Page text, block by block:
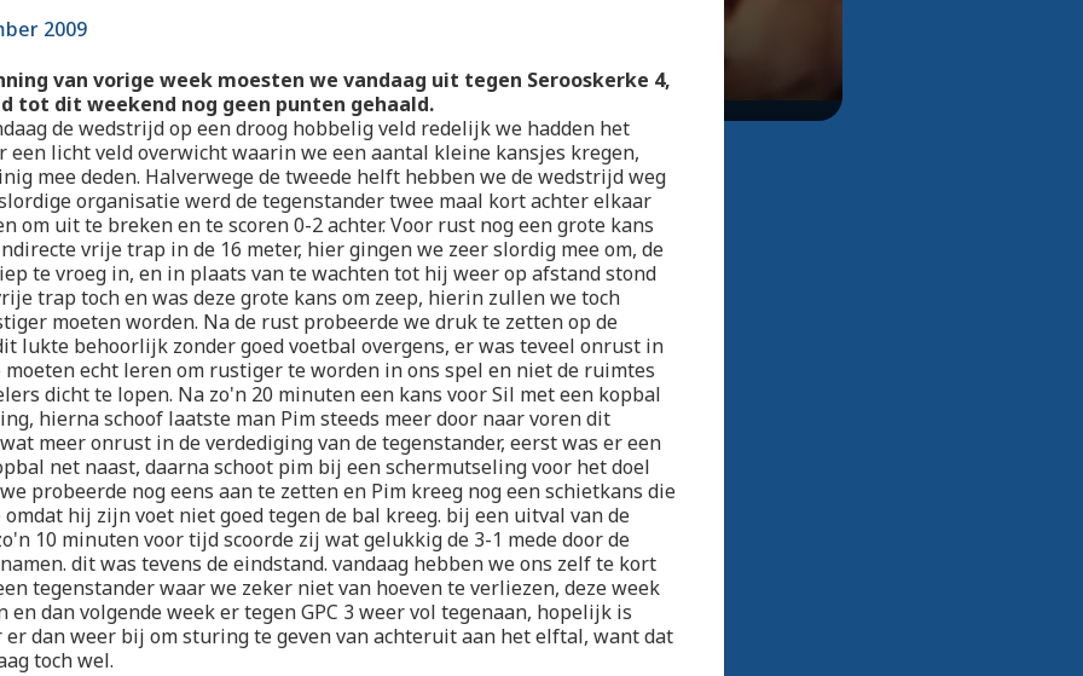
2009
van vorige week moesten we vandaag uit tegen Serooskerke 4,
tot dit weekend nog geen punten gehaald.
de wedstrijd op een droog hobbelig veld redelijk we hadden het
een licht veld overwicht waarin we een aantal kleine kansjes kregen,
mee deden. Halverwege de tweede helft hebben we de wedstrijd weg
organisatie werd de tegenstander twee maal kort achter elkaar
om uit te breken en te scoren 0-2 achter. Voor rust nog een grote kans
vrije trap in de 16 meter, hier gingen we zeer slordig mee om, de
te vroeg in, en in plaats van te wachten tot hij weer op afstand stond
trap toch en was deze grote kans om zeep, hierin zullen we toch
moeten worden. Na de rust probeerde we druk te zetten op de
lukte behoorlijk zonder goed voetbal overgens, er was teveel onrust in
moeten echt leren om rustiger te worden in ons spel en niet de ruimtes
dicht te lopen. Na zo'n 20 minuten een kans voor Sil met een kopbal
hierna schoof laatste man Pim steeds meer door naar voren dit
meer onrust in de verdediging van de tegenstander, eerst was er een
net naast, daarna schoot pim bij een schermutseling voor het doel
probeerde nog eens aan te zetten en Pim kreeg nog een schietkans die
hij zijn voet niet goed tegen de bal kreeg. bij een uitval van de
10 minuten voor tijd scoorde zij wat gelukkig de 3-1 mede door de
dit was tevens de eindstand. vandaag hebben we ons zelf te kort
tegenstander waar we zeker niet van hoeven te verliezen, deze week
dan volgende week er tegen GPC 3 weer vol tegenaan, hopelijk is
dan weer bij om sturing te geven van achteruit aan het elftal, want dat
toch wel.